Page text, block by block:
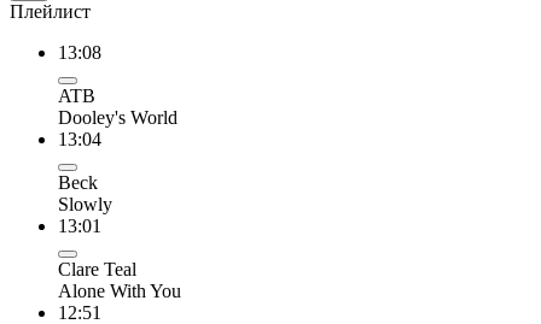
Плейлист
13:08
ATB
Dooley's World
13:04
Beck
Slowly
13:01
Clare Teal
Alone With You
12:51